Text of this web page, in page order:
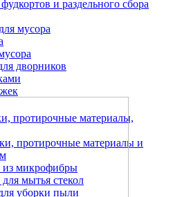
и раздельного сбора
мусора
дворников
протирочные материалы,
протирочные материалы и
из микрофибры
мытья стекол
уборки пыли